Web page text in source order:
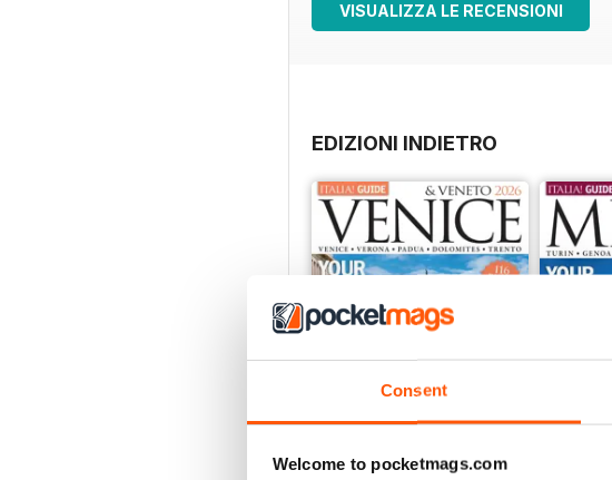
Consent
Welcome to pocketmags.com
VISUALIZZA LE RECENSIONI
EDIZIONI INDIETRO